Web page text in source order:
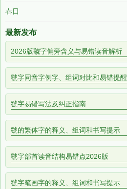
春日
最新发布
2026版虢字偏旁含义与易错读音解析
虢字同音字例字、组词对比和易错提醒
虢字易错写法及纠正指南
虢的繁体字的释义、组词和书写提示
虢字部首读音结构易错点2026版
虢字笔画字的释义、组词和书写提示